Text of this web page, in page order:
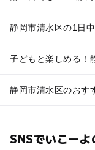
静岡市清水区の1日
子どもと楽しめる！
静岡市清水区のおす
SNSでいこーよ